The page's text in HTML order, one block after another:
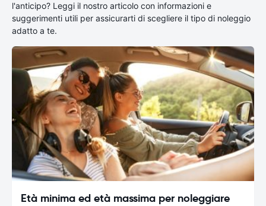
l'anticipo? Leggi il nostro articolo con informazioni e
suggerimenti utili per assicurarti di scegliere il tipo di noleggio
adatto a te.
Età minima ed età massima per noleggiare